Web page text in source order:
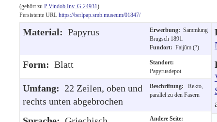
(gehört zu P.Vindob.Inv. G 24931)
Persistente URL https://berlpap.smb.museum/01847/
Material: Papyrus Erwerbung: Sammlung
Brugsch 1891.
Fundort: Faijûm (?)
Form: Blatt
Standort:
Papyrusdepot
Umfang: 22 Zeilen, oben und
rechts unten abgebrochen
Beschriftung:
Rekto,
parallel zu den Fasern
Andere Seite: